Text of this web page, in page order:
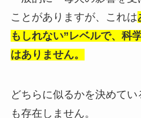
ことがありますが、これは
もしれない”レベルで、科
はありません。
どちらに似るかを決めて
も存在しません。